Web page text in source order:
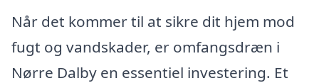
Når det kommer til at sikre dit hjem mod
fugt og vandskader, er omfangsdræn i
Nørre Dalby en essentiel investering. Et